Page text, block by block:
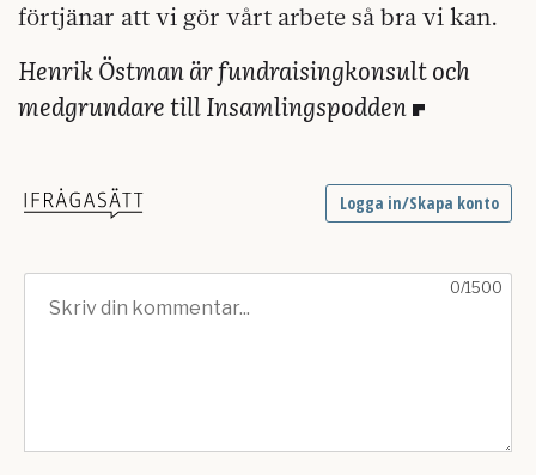
förtjänar att vi gör vårt arbete så bra vi kan.
Henrik Östman är fundraisingkonsult och
medgrundare till Insamlingspodden